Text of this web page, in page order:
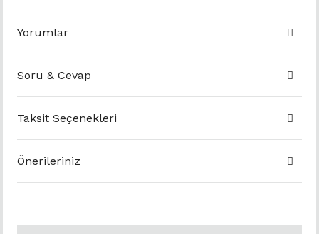
Yorumlar
Soru & Cevap
Taksit Seçenekleri
Önerileriniz